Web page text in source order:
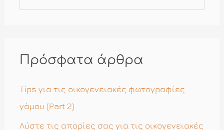
ή
η
σ
η
Πρόσφατα άρθρα
Tips για τις οικογενειακές φωτογραφίες
γάμου (Part 2)
Λύστε τις απορίες σας για τις οικογενειακές